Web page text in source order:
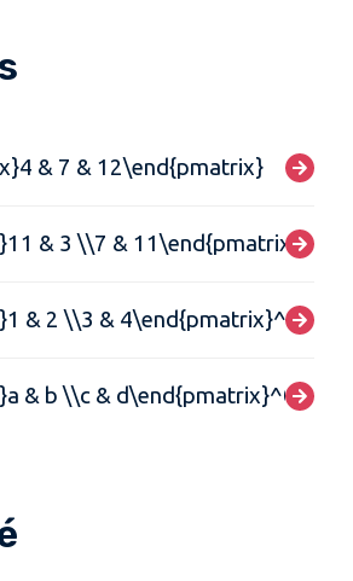
& 7 & 12\end{pmatrix}
& 3 \\7 &
& 2 \\3 & 4\end{pmatrix}^3
& b \\c & d\end{pmatrix}^0